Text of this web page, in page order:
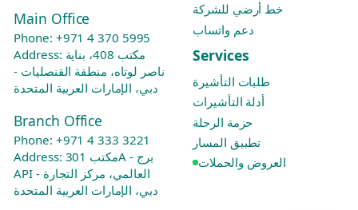
Main Office
Phone: +971 4 370 5995
Address: مكتب 408، بناية
ناصر لوتاه، منطقة القنصليات -
دبي، الإمارات العربية المتحدة
Branch Office
Phone: +971 4 333 3221
Address: مكتب 301A - برج
API العالمي، مركز التجارة -
دبي، الإمارات العربية المتحدة
خط أرضي للشركة
دعم واتساب
Services
طلبات التأشيرة
أدلة التأشيرات
حزمة الرحلة
تطبيق المسار
العروض والحملات